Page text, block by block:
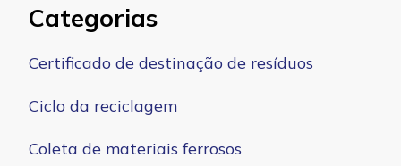
Categorias
Certificado de destinação de resíduos
Ciclo da reciclagem
Coleta de materiais ferrosos